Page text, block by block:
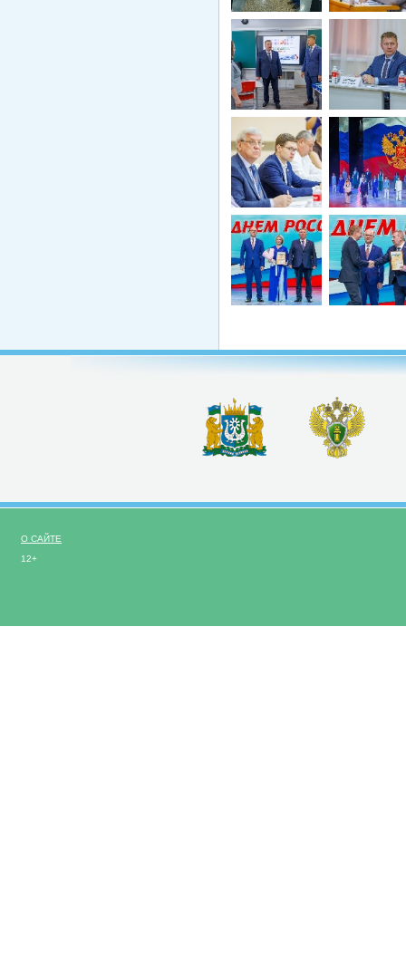
О САЙТЕ
12+